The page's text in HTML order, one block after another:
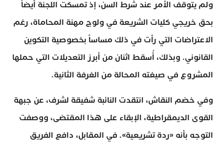
ولم يتوقف الأمر عند شرط السن، إذ تمسكت اللجنة أيضاً
بحق خريجي كليات الشريعة في ولوج مهنة المحاماة، رغم
الاعتراضات التي رأت في ذلك مساساً بخصوصية التكوين
القانوني. وبذلك، أُسقط اثنان من أبرز التعديلات التي حملها
المشروع في صيغته المحالة من الغرفة الثانية.
وفي خضم النقاش، انتقدت النائبة شفيقة لشرف، عن جبهة
القوى الديمقراطية، الإبقاء على هذا المقتضى، ووصفت
التوجه بأنه «ردة تشريعية». في المقابل، دافع الفريق